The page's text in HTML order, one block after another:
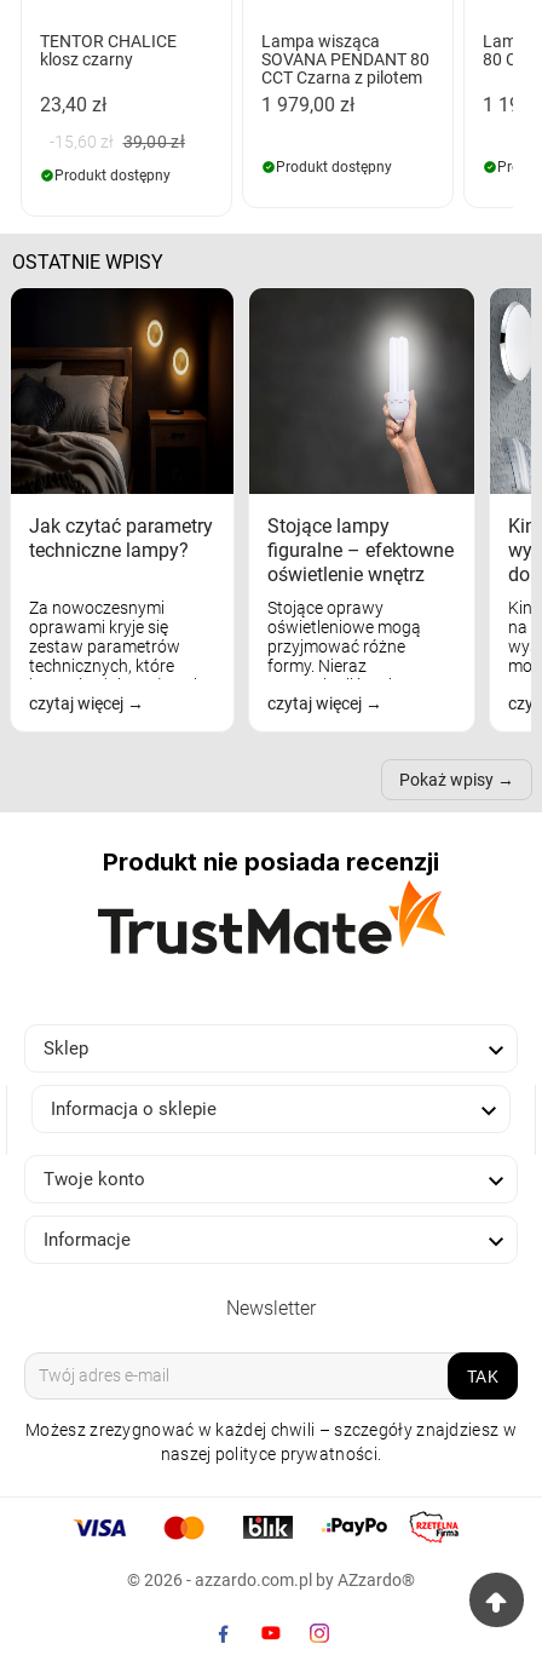
TENTOR CHALICE
klosz czarny
23,40 zł
-15,60 zł 39,00 zł
Produkt dostępny
Lampa wisząca
SOVANA PENDANT 80
CCT Czarna z pilotem
1 979,00 zł
Produkt dostępny
Lampa
80
1
OSTATNIE WPISY
Jak czytać parametry
techniczne lampy?
Za nowoczesnymi
oprawami kryje się
zestaw parametrów
technicznych, które
bezpośrednio wpływają
na komfort widzenia,
czytaj więcej
Stojące lampy
figuralne – efektowne
oświetlenie wnętrz
Stojące oprawy
oświetleniowe mogą
przyjmować różne
formy. Nieraz
wspominaliśmy już
modele na łukowych
nich może przydać się w
czytaj więcej
na
Pokaż wpisy
Produkt nie posiada recenzji
LAMPA WISZĄCA FLASH
1 275,00 zł
np. 10x
Sklep 
Informacja o sklepie 
Twoje konto 
Informacje 
Newsletter
TAK
Możesz zrezygnować w każdej chwili – szczegóły znajdziesz w
naszej polityce prywatności.
© 2026 - azzardo.com.pl by AZzardo®